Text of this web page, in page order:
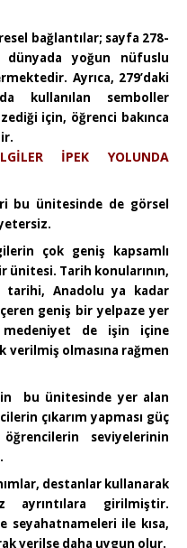
bağlantılar; sayfa 278-
dünyada yoğun nüfuslu
Ayrıca, 279’daki
kullanılan semboller
için, öğrenci bakınca
İPEK YOLUNDA
bu ünitesinde de görsel
çok geniş kapsamlı
ünitesi. Tarih konularının,
tarihi, Anadolu ya kadar
geniş bir yelpaze yer
de işin içine
verilmiş olmasına rağmen
bu ünitesinde yer alan
çıkarım yapması güç
seviyelerinin
destanlar kullanarak
ayrıntılara girilmiştir.
seyahatnameleri ile kısa,
verilse daha uygun olur.